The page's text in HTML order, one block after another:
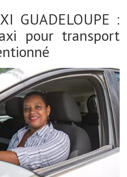
GUADELOUPE :
pour transport